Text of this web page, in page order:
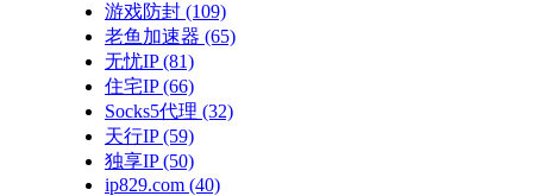
游戏防封 (109)
老鱼加速器 (65)
无忧IP(81)
住宅IP(66)
Socks5代理 (32)
天行IP(59)
独享IP(50)
ip829.com (40)